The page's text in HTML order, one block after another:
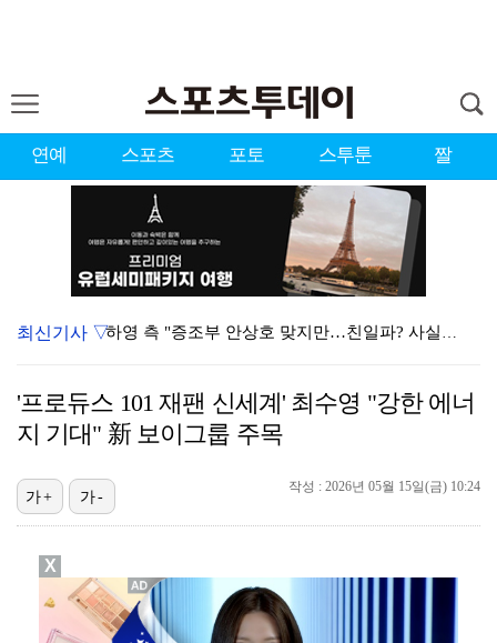
연예 스포츠 포토 스투툰 짤
하영 측 "증조부 안상호 맞지만…친일파? 사실무근" […
"아예 다른 관계잖아"…황정민 폭로자, 팬 주장에 반박…
"블랙핑크 데뷔 10주년 행사로 국중박 입장 통제"…문…
고영욱, 도 넘은 저격 논란…이번엔 박하선에 "감당 안…
최신기사 ▽
'프로듀스 101 재팬 신세계' 최수영 "강한 에너
지 기대" 新 보이그룹 주목
작성 : 2026년 05월 15일(금) 10:24
가+ 가-
X